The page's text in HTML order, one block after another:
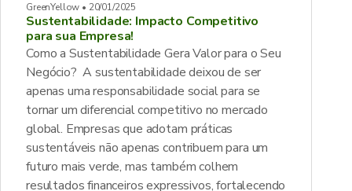
GreenYellow • 20/01/2025
Sustentabilidade: Impacto Competitivo
para sua Empresa!
Como a Sustentabilidade Gera Valor para o Seu
Negócio? A sustentabilidade deixou de ser
apenas uma responsabilidade social para se
tornar um diferencial competitivo no mercado
global. Empresas que adotam práticas
sustentáveis não apenas contribuem para um
futuro mais verde, mas também colhem
resultados financeiros expressivos, fortalecendo